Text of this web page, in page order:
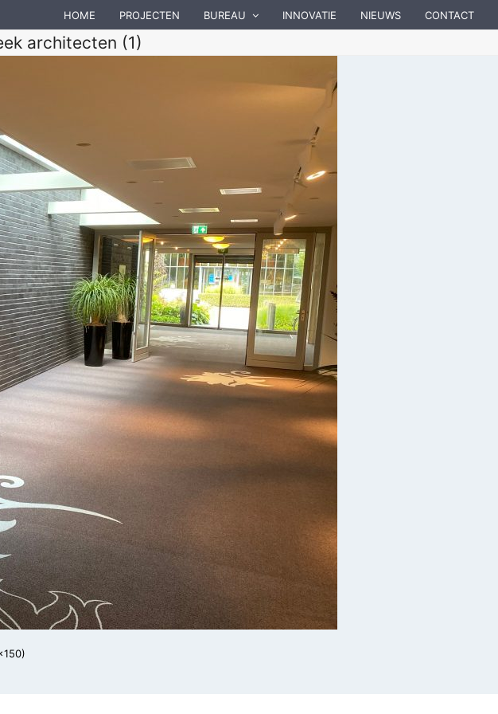
HOME PROJECTEN BUREAU INNOVATIE NIEUWS CONTACT
architecten (1)